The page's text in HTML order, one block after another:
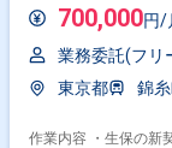
700,000円/
業務委託(フリ
東京都
錦
作業内容 ・生保の新契約業務